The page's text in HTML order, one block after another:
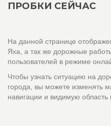
ПРОБКИ СЕЙЧАС
На данной странице
Яха, а так же дорожные
пользователей в режиме
Чтобы узнать ситуацию на
города, вы можете изменять
навигации и видимую область